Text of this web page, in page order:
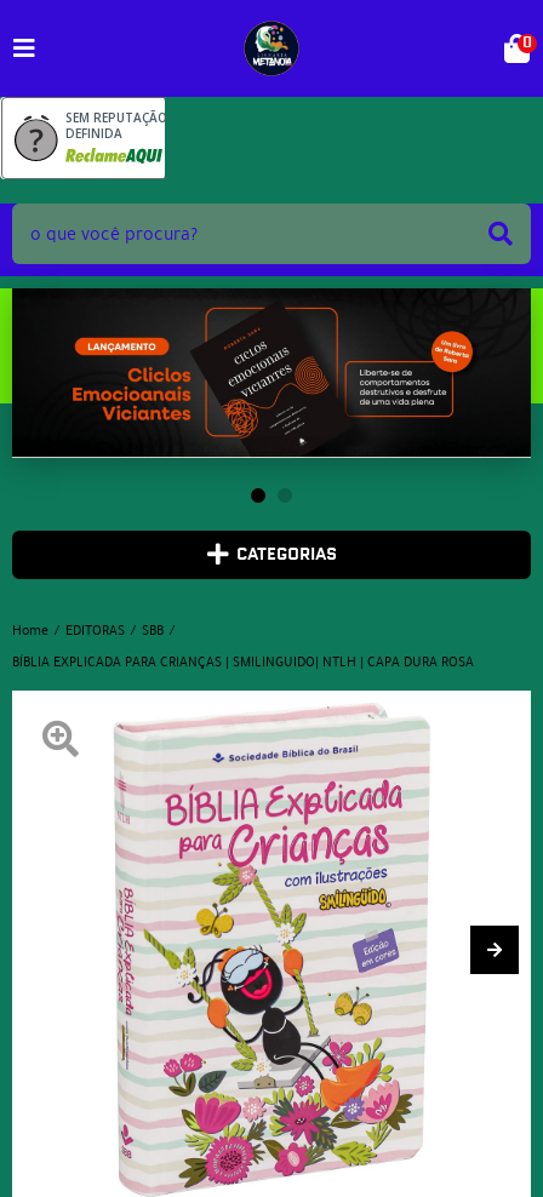
SEM REPUTAÇÃO
DEFINIDA
0
CATEGORIAS
Home EDITORAS
SBB
BÍBLIA EXPLICADA PARA CRIANÇAS | SMILINGUIDO| NTLH | CAPA DURA ROSA